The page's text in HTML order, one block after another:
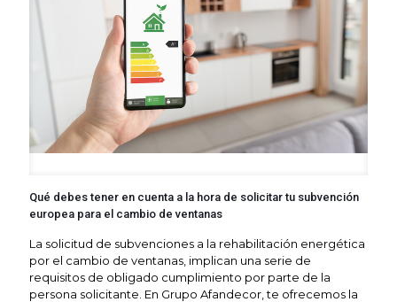
Qué debes tener en cuenta a la hora de solicitar tu subvención
europea para el cambio de ventanas
La solicitud de subvenciones a la rehabilitación energética
por el cambio de ventanas, implican una serie de
requisitos de obligado cumplimiento por parte de la
persona solicitante. En Grupo Afandecor, te ofrecemos la